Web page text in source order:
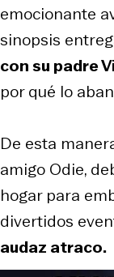
emocionante
sinopsis
con su padre
por qué lo
De esta
amigo Odie,
hogar para
divertidos
audaz atraco.